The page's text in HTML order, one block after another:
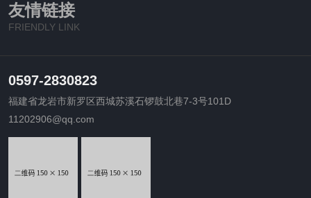
友情链接
FRIENDLY LINK
0597-2830823
福建省龙岩市新罗区西城苏溪石锣鼓北巷7-3号101D
11202906@qq.com